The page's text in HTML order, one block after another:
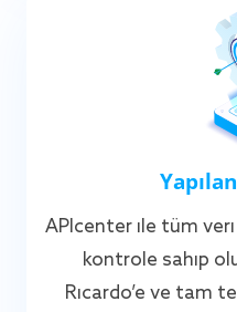
APIcenter ile tüm veri
kontrole sahip
Ricardo’e ve tam